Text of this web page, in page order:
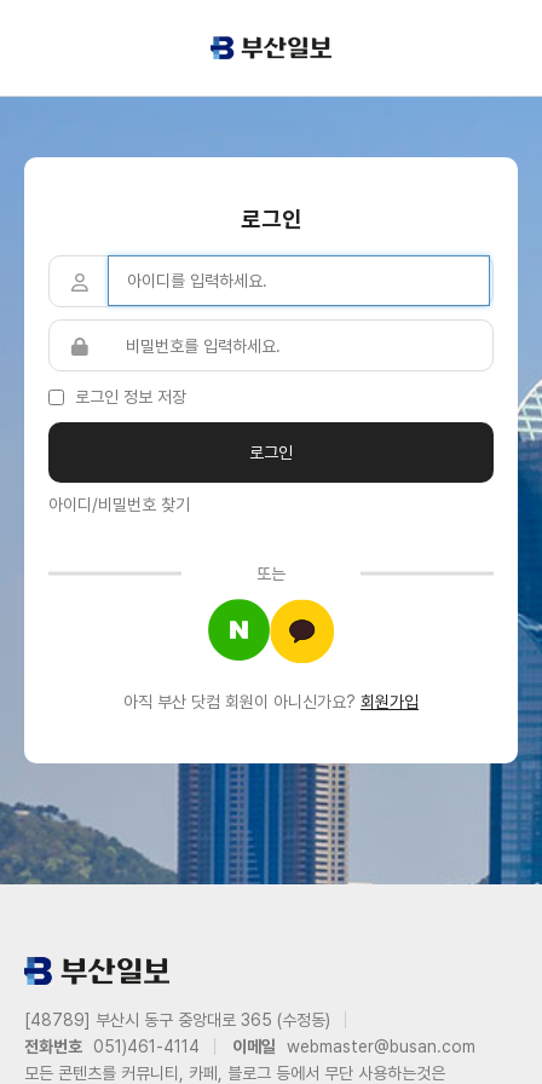
로그인
로그인 정보 저장
아이디/비밀번호 찾기
또는
아직 부산 닷컴 회원이 아니신가요? 회원가입
[48789] 부산시 동구 중앙대로 365 (수정동)
전화번호
051)461-4114 이메일
webmaster@busan.com
모든 콘텐츠를 커뮤니티, 카페, 블로그 등에서 무단 사용하는것은